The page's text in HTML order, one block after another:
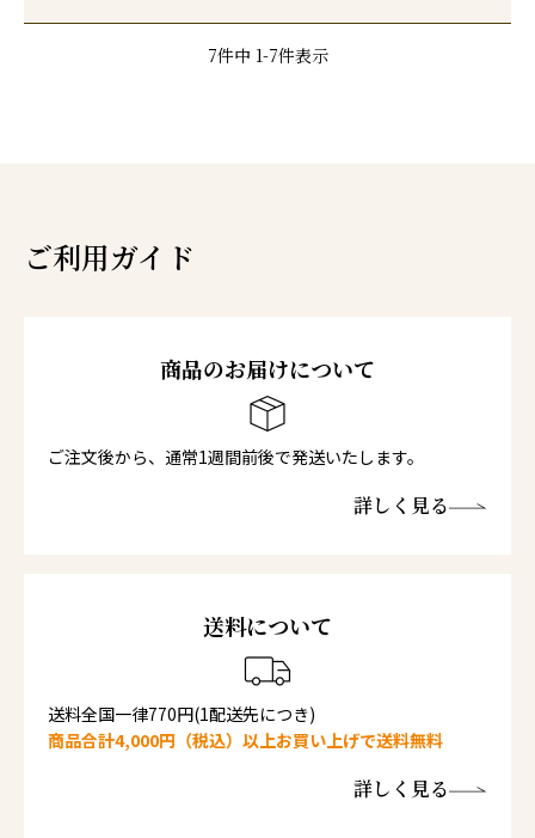
7件中 1-7件表示
ご利用ガイド
商品のお届けについて
ご注文後から、通常1週間前後で発送いたします。
詳しく見る
送料について
送料全国一律770円(1配送先につき)
商品合計4,000円（税込）以上お買い上げで送料無料
詳しく見る